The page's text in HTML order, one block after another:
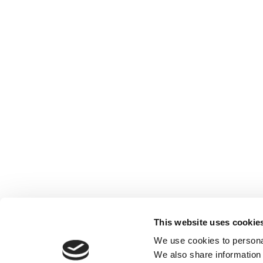
This website uses
We use cookies to
We also share